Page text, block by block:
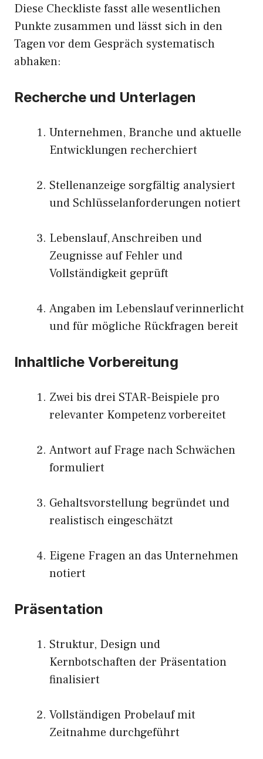
Diese Checkliste fasst alle wesentlichen
Punkte zusammen und lässt sich in den
Tagen vor dem Gespräch systematisch
abhaken:
Recherche und Unterlagen
Unternehmen, Branche und aktuelle
Entwicklungen recherchiert
Stellenanzeige sorgfältig analysiert
und Schlüsselanforderungen notiert
Lebenslauf, Anschreiben und
Zeugnisse auf Fehler und
Vollständigkeit geprüft
Angaben im Lebenslauf verinnerlicht
und für mögliche Rückfragen bereit
Inhaltliche Vorbereitung
Zwei bis drei STAR-Beispiele pro
relevanter Kompetenz vorbereitet
Antwort auf Frage nach Schwächen
formuliert
Gehaltsvorstellung begründet und
realistisch eingeschätzt
Eigene Fragen an das Unternehmen
notiert
Präsentation
Struktur, Design und
Kernbotschaften der Präsentation
finalisiert
Vollständigen Probelauf mit
Zeitnahme durchgeführt